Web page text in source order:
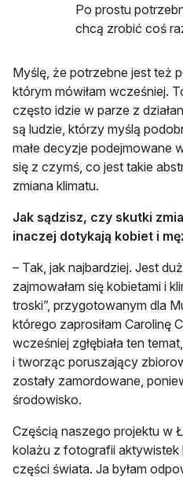
Po prostu
chcą zrobić coś
Myślę, że potrzebne jest też
którym mówiłam wcześniej.
często idzie w parze z
są ludzie, którzy myślą
małe decyzje podejmowane
się z czymś, co jest takie
zmiana klimatu.
Jak sądzisz, czy skutki
inaczej dotykają kobiet i
– Tak, jak najbardziej. Jest
zajmowałam się kobietami i
troski”, przygotowanym dla
którego zaprosiłam Carolinę
wcześniej zgłębiała ten
i tworząc poruszający
zostały zamordowane,
środowisko.
Częścią naszego projektu w
kolażu z fotografii
części świata. Ja byłam